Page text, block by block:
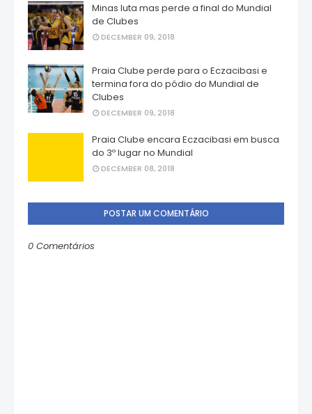
Minas luta mas perde a final do Mundial
de Clubes
DECEMBER 09, 2018
Praia Clube perde para o Eczacibasi e
termina fora do pódio do Mundial de
Clubes
DECEMBER 09, 2018
Praia Clube encara Eczacibasi em busca
do 3º lugar no Mundial
DECEMBER 08, 2018
POSTAR UM COMENTÁRIO
0 Comentários